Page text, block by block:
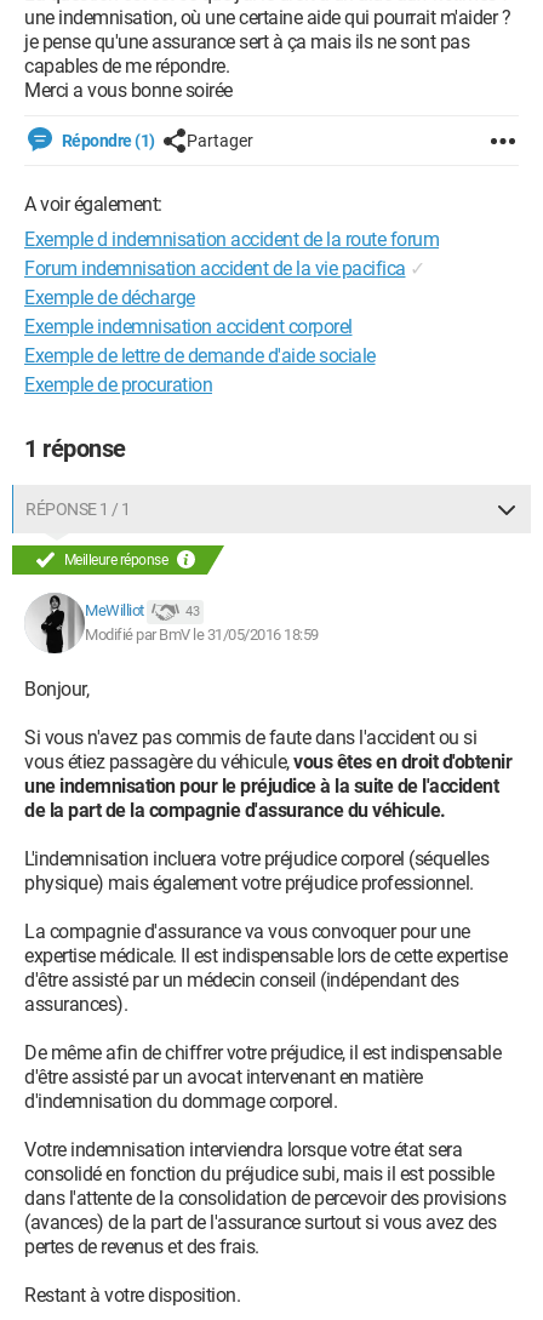
une indemnisation, où une certaine aide qui pourrait m'aider ?
je pense qu'une assurance sert à ça mais ils ne sont pas
capables de me répondre.
Merci a vous bonne soirée
Répondre (1) Partager
A voir également:
Exemple d indemnisation accident de la route forum
Forum indemnisation accident de la vie pacifica ✓
Exemple de décharge
Exemple indemnisation accident corporel
Exemple de lettre de demande d'aide sociale
Exemple de procuration
1 réponse
RÉPONSE 1 / 1
Meilleure réponse
MeWilliot 43
Modifié par BmV le 31/05/2016 18:59
Bonjour,
Si vous n'avez pas commis de faute dans l'accident ou si
vous étiez passagère du véhicule,vous êtes en droit d'obtenir
une indemnisation pour le préjudice à la suite de l'accident
de la part de la compagnie d'assurance du véhicule.
L'indemnisation incluera votre préjudice corporel (séquelles
physique) mais également votre préjudice professionnel.
La compagnie d'assurance va vous convoquer pour une
expertise médicale. Il est indispensable lors de cette expertise
d'être assisté par un médecin conseil (indépendant des
assurances).
De même afin de chiffrer votre préjudice, il est indispensable
d'être assisté par un avocat intervenant en matière
d'indemnisation du dommage corporel.
Votre indemnisation interviendra lorsque votre état sera
consolidé en fonction du préjudice subi, mais il est possible
dans l'attente de la consolidation de percevoir des provisions
(avances) de la part de l'assurance surtout si vous avez des
pertes de revenus et des frais.
Restant à votre disposition.